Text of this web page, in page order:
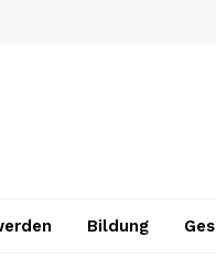
Bildung